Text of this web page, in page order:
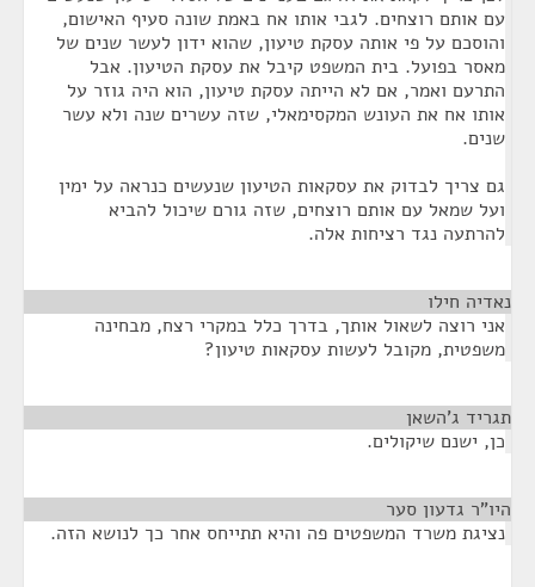
עם אותם רוצחים. לגבי אותו אח באמת שונה סעיף האישום,
והוסכם על פי אותה עסקת טיעון, שהוא ידון לעשר שנים של
מאסר בפועל. בית המשפט קיבל את עסקת הטיעון. אבל
התרעם ואמר, אם לא הייתה עסקת טיעון, הוא היה גוזר על
אותו אח את העונש המקסימאלי, שזה עשרים שנה ולא עשר
שנים.
גם צריך לבדוק את עסקאות הטיעון שנעשים כנראה על ימין
ועל שמאל עם אותם רוצחים, שזה גורם שיכול להביא
להרתעה נגד רציחות אלה.
נאדיה חילו
אני רוצה לשאול אותך, בדרך כלל במקרי רצח, מבחינה
משפטית, מקובל לעשות עסקאות טיעון?
תגריד ג'השאן
כן, ישנם שיקולים.
היו"ר גדעון סער
נציגת משרד המשפטים פה והיא תתייחס אחר כך לנושא הזה.